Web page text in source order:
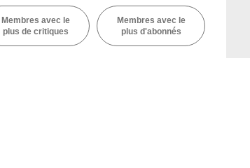
Membres avec le
plus de critiques
Membres avec le
plus d'abonnés